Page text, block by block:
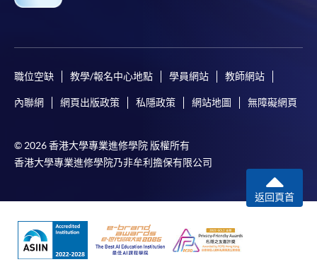
職位空缺 教學/報名中心地點 學員網站 教師網站
內聯網 網頁出版政策 私隱政策 網站地圖 無障礙網頁
© 2026 香港大學專業進修學院 版權所有
香港大學專業進修學院乃非牟利擔保有限公司
返回頁首